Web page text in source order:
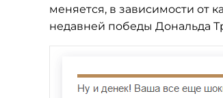
меняется, в зависимости от
недавней победы Дональда